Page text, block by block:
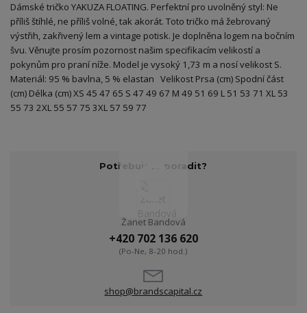
Dámské tričko YAKUZA FLOATING. Perfektní pro uvolněný styl: Ne
příliš štíhlé, ne příliš volné, tak akorát. Toto tričko má žebrovaný
výstřih, zakřivený lem a vintage potisk. Je doplněna logem na bočním
švu. Věnujte prosím pozornost našim specifikacím velikostí a
pokynům pro praní níže. Model je vysoký 1,73 m a nosí velikost S.
Materiál: 95 % bavlna, 5 % elastan Velikost Prsa (cm) Spodní část
(cm) Délka (cm) XS 45 47 65 S 47 49 67 M 49 51 69 L 51 53 71 XL 53
55 73 2XL 55 57 75 3XL 57 59 77
Potřebujete poradit?
Žanet Bandová
+420 702 136 620
(Po-Ne, 8-20 hod.)
shop@brandscapital.cz